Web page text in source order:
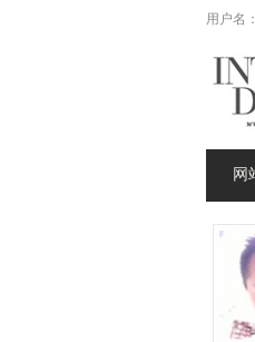
用户名：
网